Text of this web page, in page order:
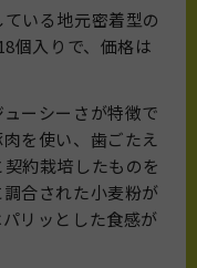
いる地元密着型の
個入りで、価格は
ーシーさが特徴で
を使い、歯ごたえ
約栽培したものを
合された小麦粉が
リッとした食感が